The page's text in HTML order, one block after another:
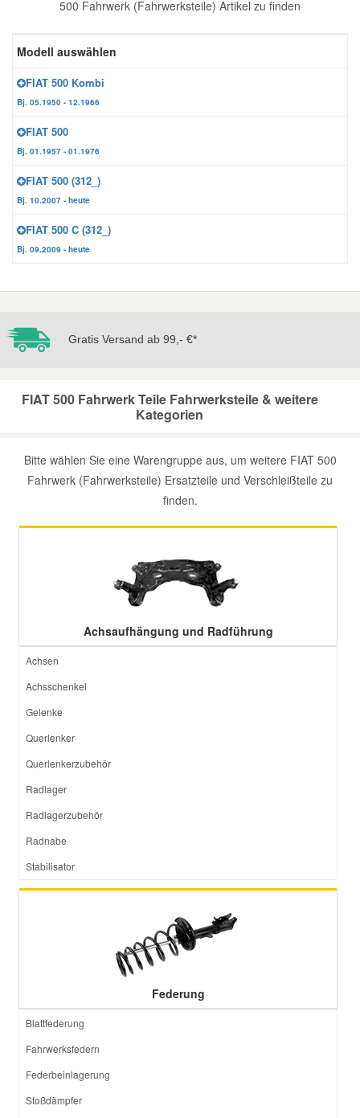
500 Fahrwerk (Fahrwerksteile) Artikel zu finden
Modell auswählen
FIAT 500 Kombi
Bj. 05.1950 - 12.1966
FIAT 500
Bj. 01.1957 - 01.1976
FIAT 500 (312_)
Bj. 10.2007 - heute
FIAT 500 C (312_)
Bj. 09.2009 - heute
Gratis Versand ab 99,- €*
FIAT 500 Fahrwerk Teile Fahrwerksteile & weitere
Kategorien
Bitte wählen Sie eine Warengruppe aus, um weitere FIAT 500
Fahrwerk (Fahrwerksteile) Ersatzteile und Verschleißteile zu
finden.
Achsaufhängung und Radführung
Achsen
Achsschenkel
Gelenke
Querlenker
Querlenkerzubehör
Radlager
Radlagerzubehör
Radnabe
Stabilisator
Federung
Blattfederung
Fahrwerksfedern
Federbeinlagerung
Stoßdämpfer
Zündanlage und Glühanlage
Jeep Ersatzteile
Lancia Ersatzteile
Mazda Ersatzteile
Mini Ersatzteile
Mitsubishi Ersatzteile
Nissan Ersatzteile
Porsche Ersatzteile
Seat Ersatzteile
Skoda Ersatzteile
Smart Ersatzteile
Volvo Ersatzteile